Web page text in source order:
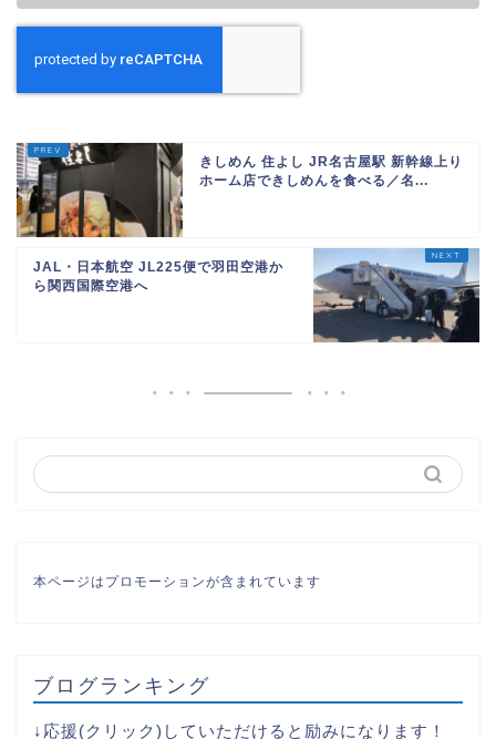
きしめん 住よし JR名古屋駅 新幹線上り
ホーム店できしめんを食べる／名...
JAL・日本航空 JL225便で羽田空港か
ら関西国際空港へ
本ページはプロモーションが含まれています
ブログランキング
↓応援(クリック)していただけると励みになります！